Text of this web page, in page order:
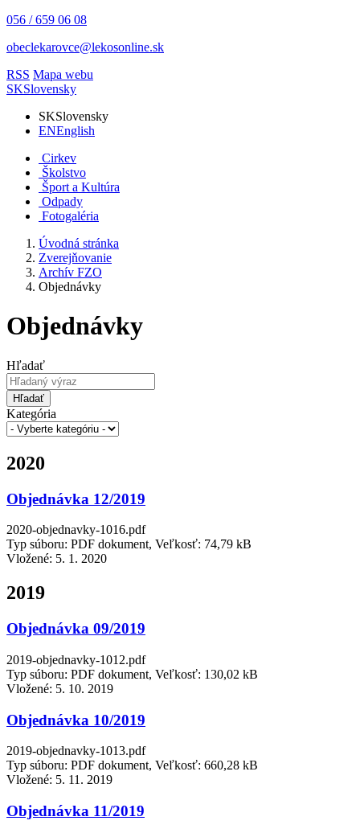
056 / 659 06 08
obeclekarovce@lekosonline.sk
RSS Mapa webu
SKSlovensky
SKSlovensky
ENEnglish
Cirkev
Školstvo
Šport a Kultúra
Odpady
Fotogaléria
Úvodná stránka
Zverejňovanie
Archív FZO
Objednávky
Objednávky
Hľadať
Hľadať
Kategória
2020
Objednávka 12/2019
2020-objednavky-1016.pdf
Typ súboru: PDF dokument, Veľkosť: 74,79 kB
Vložené: 5. 1. 2020
2019
Objednávka 09/2019
2019-objednavky-1012.pdf
Typ súboru: PDF dokument, Veľkosť: 130,02 kB
Vložené: 5. 10. 2019
Objednávka 10/2019
2019-objednavky-1013.pdf
Typ súboru: PDF dokument, Veľkosť: 660,28 kB
Vložené: 5. 11. 2019
Objednávka 11/2019